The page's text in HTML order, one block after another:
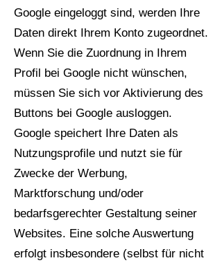
Google eingeloggt sind, werden Ihre
Daten direkt Ihrem Konto zugeordnet.
Wenn Sie die Zuordnung in Ihrem
Profil bei Google nicht wünschen,
müssen Sie sich vor Aktivierung des
Buttons bei Google ausloggen.
Google speichert Ihre Daten als
Nutzungsprofile und nutzt sie für
Zwecke der Werbung,
Marktforschung und/oder
bedarfsgerechter Gestaltung seiner
Websites. Eine solche Auswertung
erfolgt insbesondere (selbst für nicht